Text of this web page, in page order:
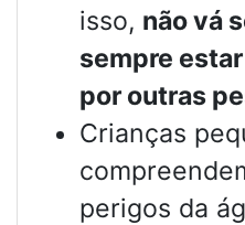
isso, não vá
sempre
por outras
Crianças
perigos da